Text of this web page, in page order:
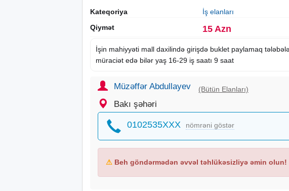
Kateqoriya
İş elanları
Qiymət
15 Azn
İşin mahiyyəti mall daxilində girişdə buklet paylamaq
müraciət edə bilər yaş 16-29 iş saatı 9 saat
Müzəffər Abdullayev (Bütün Elanları)
Bakı şəhəri
0102535XXX nömrəni göstər
⚠ Beh göndərmədən əvvəl təhlükəsizliyə əmin olun!